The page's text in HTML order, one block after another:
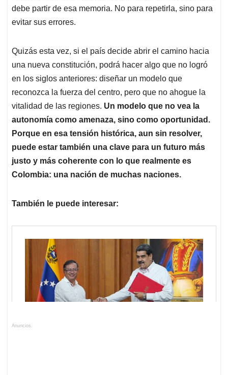
debe partir de esa memoria. No para repetirla, sino para
evitar sus errores.
Quizás esta vez, si el país decide abrir el camino hacia
una nueva constitución, podrá hacer algo que no logró
en los siglos anteriores: diseñar un modelo que
reconozca la fuerza del centro, pero que no ahogue la
vitalidad de las regiones. Un modelo que no vea la
autonomía como amenaza, sino como oportunidad.
Porque en esa tensión histórica, aun sin resolver,
puede estar también una clave para un futuro más
justo y más coherente con lo que realmente es
Colombia: una nación de muchas naciones.
También le puede interesar:
Anuncios.